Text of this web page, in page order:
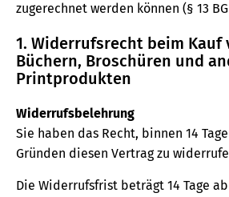
zugerechnet werden können (§ 13
1. Widerrufsrecht beim Kauf
Büchern, Broschüren und
Printprodukten
Widerrufsbelehrung
Sie haben das Recht, binnen 14
Gründen diesen Vertrag zu
Die Widerrufsfrist beträgt 14 Tage